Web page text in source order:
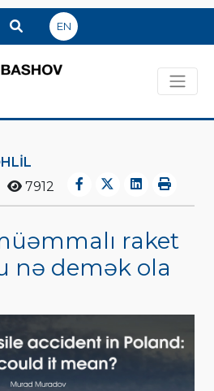
EN
7912
raket
nə demək ola